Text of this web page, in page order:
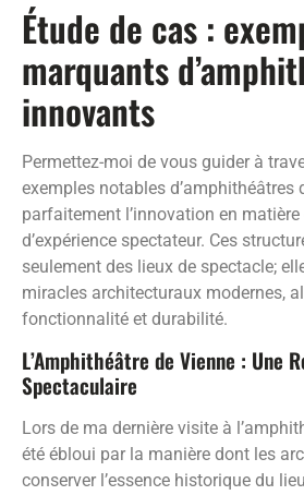
Étude de cas :
marquants
innovants
Permettez-moi de vous guider à
exemples notables d’amphithéâtres
parfaitement l’innovation en matière
d’expérience spectateur. Ces
seulement des lieux de spectacle;
miracles architecturaux modernes,
fonctionnalité et durabilité.
L’Amphithéâtre de Vienne : Une
Spectaculaire
Lors de ma dernière visite à
été ébloui par la manière dont les
conserver l’essence historique du